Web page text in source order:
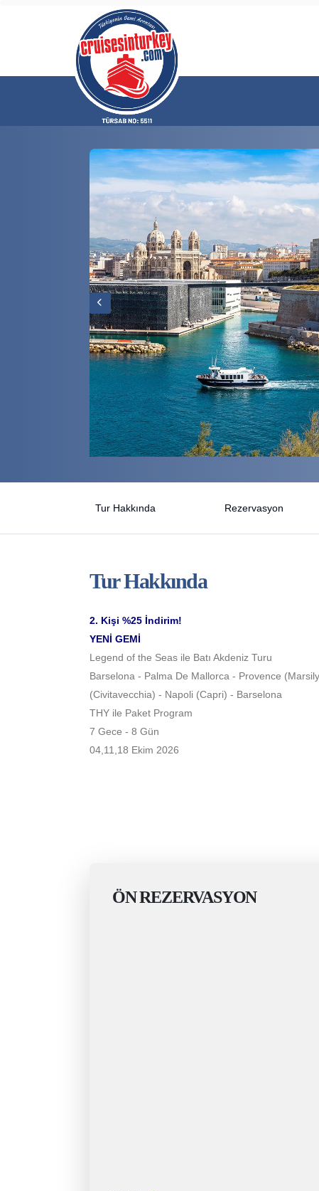
Tur Hakkında Rezervasyon
Tur Hakkında
2. Kişi %25 İndirim!
YENİ GEMİ
Legend of the Seas ile Batı Akdeniz Turu
Barselona - Palma De Mallorca - Provence
(Civitavecchia) - Napoli (Capri) - Barselona
THY ile Paket Program
7 Gece - 8 Gün
04,11,18 Ekim 2026
ÖN REZERVASYON